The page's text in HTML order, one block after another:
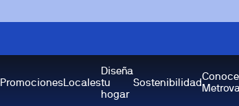
PromocionesLocales
Diseña
tu
hogar
SostenibilidadConoce